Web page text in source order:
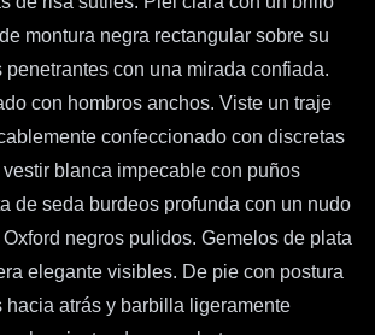
montura negra rectangular sobre su
penetrantes con una mirada confiada.
con hombros anchos. Viste un traje
confeccionado con discretas
blanca impecable con puños
de seda burdeos profunda con un nudo
negros pulidos. Gemelos de plata
elegante visibles. De pie con postura
hacia atrás y barbilla ligeramente